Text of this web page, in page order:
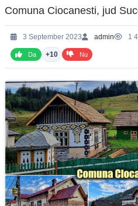
Comuna Ciocanesti, jud
3 September 2023 admin 1
Da +10 Nu